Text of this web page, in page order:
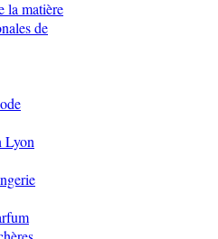
la matière
de
Lyon